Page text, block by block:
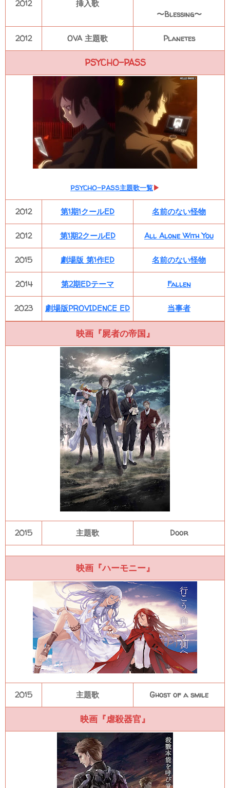
2012
挿入歌
〜Blessing〜
2012 OVA 主題歌 Planetes
PSYCHO-PASS
PSYCHO-PASS主題歌一覧▶
2012 第1期1クールED 名前のない怪物
2012 第1期2クールED All Alone With You
2015 劇場版 第1作ED 名前のない怪物
2014 第2期EDテーマ Fallen
2023 劇場版PROVIDENCE ED 当事者
映画『屍者の帝国』
2015 主題歌 Door
映画『ハーモニー』
2015 主題歌 Ghost of a smile
映画『虐殺器官』